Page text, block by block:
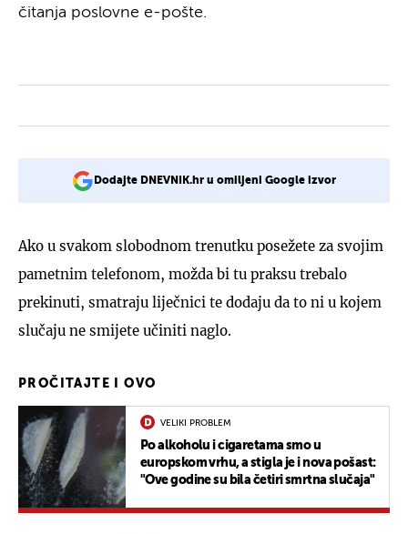
čitanja poslovne e-pošte.
Dodajte DNEVNIK.hr u omiljeni Google izvor
Ako u svakom slobodnom trenutku posežete za svojim
pametnim telefonom, možda bi tu praksu trebalo
prekinuti, smatraju liječnici te dodaju da to ni u kojem
slučaju ne smijete učiniti naglo.
PROČITAJTE I OVO
VELIKI PROBLEM
Po alkoholu i cigaretama smo u
europskom vrhu, a stigla je i nova pošast:
"Ove godine su bila četiri smrtna slučaja"